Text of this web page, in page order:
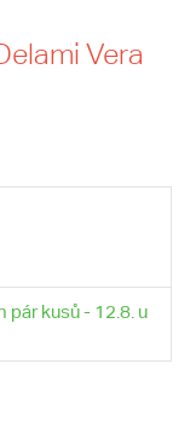
Vera
pár kusů - 12.8. u